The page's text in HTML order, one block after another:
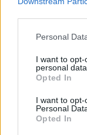
Personal
I want to
personal data.
Opted In
I want to
Personal
Opted In